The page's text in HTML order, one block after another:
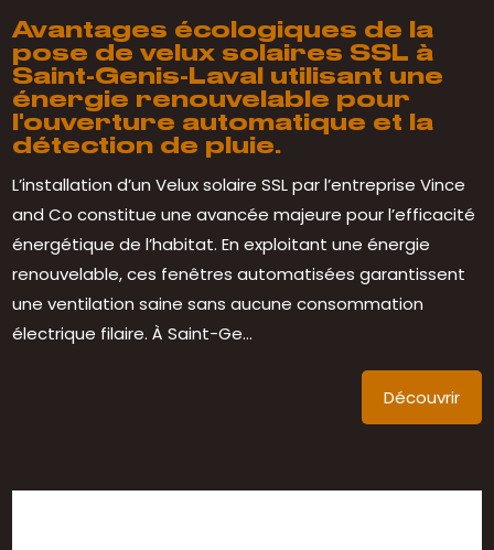
Avantages écologiques de la
pose de velux solaires SSL à
Saint-Genis-Laval utilisant une
énergie renouvelable pour
l'ouverture automatique et la
détection de pluie.
L’installation d’un Velux solaire SSL par l’entreprise Vince
and Co constitue une avancée majeure pour l’efficacité
énergétique de l’habitat. En exploitant une énergie
renouvelable, ces fenêtres automatisées garantissent
une ventilation saine sans aucune consommation
électrique filaire. À Saint-Ge...
Découvrir